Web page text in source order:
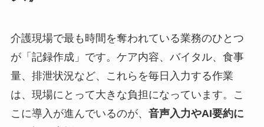
介護現場で最も時間を奪われている業務のひとつ
が「記録作成」です。ケア内容、バイタル、食事
量、排泄状況など、これらを毎日入力する作業
は、現場にとって大きな負担になっています。こ
こに導入が進んでいるのが、 音声入力やAI要約に